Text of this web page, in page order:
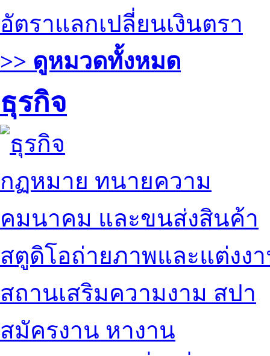
อัตราแลกเปลี่ยนเงินตรา
>> ดูหมวดทั้งหมด
ธุรกิจ
กฏหมาย ทนายความ
คมนาคม และขนส่งสินค้า
สตูดิโอถ่ายภาพและแต่งง
สถานเสริมความงาม สปา
สมัครงาน หางาน